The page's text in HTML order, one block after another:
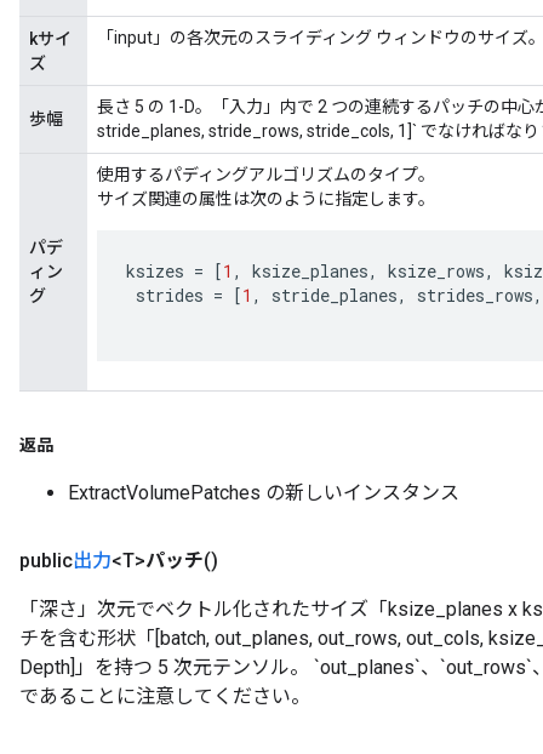
kサイ
ズ
「input」の各次元のスライディング ウィンドウのサイズ
歩幅
長さ 5 の 1-D。「入力」内で 2 つの連続するパッチの中
stride_planes, stride_rows, stride_cols, 1]` でなければな
パデ
ィン
グ
使用するパディングアルゴリズムのタイプ。
サイズ関連の属性は次のように指定します。
ksizes = [1 , ksize_planes, ksize_rows,
strides = [1 , stride_planes, strides_rows,
返品
ExtractVolumePatches の新しいインスタンス
public出力<T>パッチ()
「深さ」次元でベクトル化されたサイズ「ksize_planes x
チを含む形状「[batch, out_planes, out_rows, out_cols,
Depth]」を持つ 5 次元テンソル。 `out_planes`、
であることに注意してください。